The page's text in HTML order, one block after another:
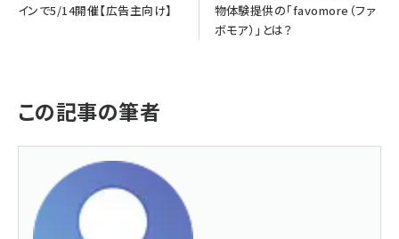
インで5/14開催【広告主向け】
物体験提供の「favomore（ファ
ボモア）」とは？
この記事の筆者